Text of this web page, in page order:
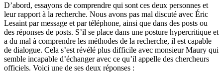
D’abord, essayons de comprendre qui sont ces deux personnes et
leur rapport à la recherche. Nous avons pas mal discuté avec Éric
Lesaint par message et par téléphone, ainsi que dans des posts ou
des réponses de posts. S’il se place dans une posture hypercritique et
a du mal à comprendre les méthodes de la recherche, il est capable
de dialogue. Cela s’est révélé plus difficile avec monsieur Maury qui
semble incapable d’échanger avec ce qu’il appelle des chercheurs
officiels. Voici une de ses deux réponses :